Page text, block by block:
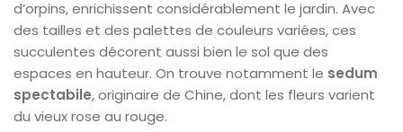
d’orpins, enrichissent considérablement le jardin. Avec
des tailles et des palettes de couleurs variées, ces
succulentes décorent aussi bien le sol que des
espaces en hauteur. On trouve notamment le sedum
spectabile, originaire de Chine, dont les fleurs varient
du vieux rose au rouge.